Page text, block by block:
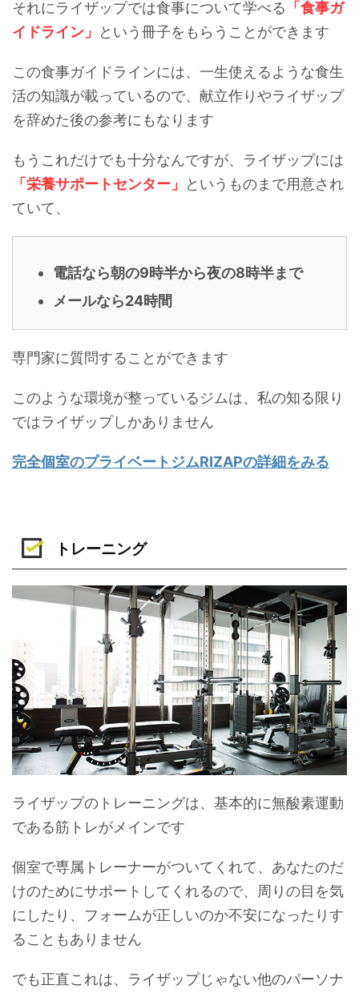
それにライザップでは食事について学べる 「食事ガ
イドライン」
という冊子をもらうことができます
この食事ガイドラインには、一生使えるような食生
活の知識が載っているので、献立作りやライザップ
を辞めた後の参考にもなります
もうこれだけでも十分なんですが、ライザップには
「栄養サポートセンター」
というものまで用意され
ていて、
電話なら朝の9時半から夜の8時半まで
メールなら24時間
専門家に質問することができます
このような環境が整っているジムは、私の知る限り
ではライザップしかありません
完全個室のプライベートジムRIZAPの詳細をみる
トレーニング
ライザップのトレーニングは、基本的に無酸素運動
である筋トレがメインです
個室で専属トレーナーがついてくれて、あなたのだ
けのためにサポートしてくれるので、周りの目を気
にしたり、フォームが正しいのか不安になったりす
ることもありません
でも正直これは、ライザップじゃない他のパーソナ